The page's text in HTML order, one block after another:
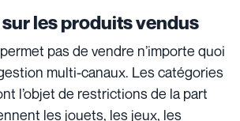
les produits vendus
pas de vendre n’importe quoi
multi-canaux. Les catégories
l’objet de restrictions de la part
les jouets, les jeux, les